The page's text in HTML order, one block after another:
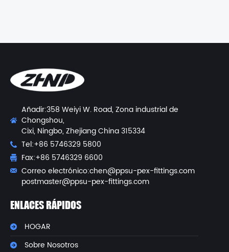
Añadir:358 Weiyi W. Road, Zona industrial de
Chongshou,
Cixi, Ningbo, Zhejiang China 315334
Tel:+86 5746329 5800
Fax:+86 5746329 6600
Correo electrónico:chen@ppsu-pex-fittings.com
postmaster@ppsu-pex-fittings.com
ENLACES RÁPIDOS
HOGAR
Sobre Nosotros